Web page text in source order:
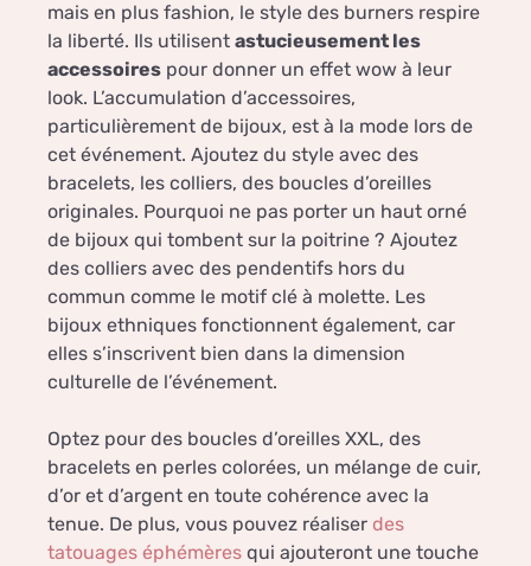
mais en plus fashion, le style des burners respire
la liberté. Ils utilisent astucieusement les
accessoires pour donner un effet wow à leur
look. L’accumulation d’accessoires,
particulièrement de bijoux, est à la mode lors de
cet événement. Ajoutez du style avec des
bracelets, les colliers, des boucles d’oreilles
originales. Pourquoi ne pas porter un haut orné
de bijoux qui tombent sur la poitrine ? Ajoutez
des colliers avec des pendentifs hors du
commun comme le motif clé à molette. Les
bijoux ethniques fonctionnent également, car
elles s’inscrivent bien dans la dimension
culturelle de l’événement.
Optez pour des boucles d’oreilles XXL, des
bracelets en perles colorées, un mélange de cuir,
d’or et d’argent en toute cohérence avec la
tenue. De plus, vous pouvez réaliser des
tatouages éphémères qui ajouteront une touche